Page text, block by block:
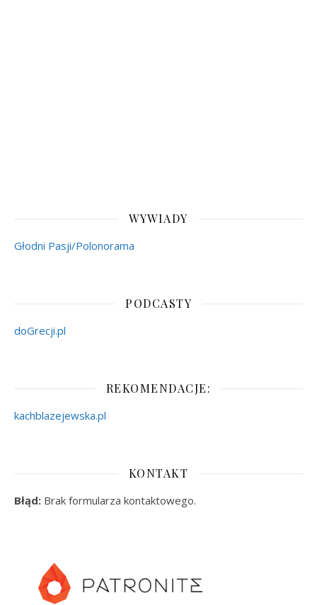
WYWIADY
Głodni Pasji/Polonorama
PODCASTY
doGrecji.pl
REKOMENDACJE:
kachblazejewska.pl
KONTAKT
Błąd: Brak formularza kontaktowego.